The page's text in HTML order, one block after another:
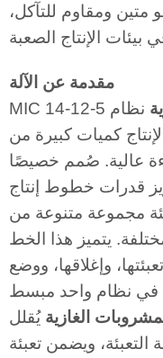
متين ومقاوم للتآكل،
مقدمة عن الآلة
MIC 14-12-5 نظام
كميات كبيرة من
عالية. صُمم خصيصًا
قدرات خطوط إنتاج
مجموعة متنوعة من
يتميز هذا الخط
وإغلاقها، ووضع
الغازية يُقلل
ويضمن تعبئة